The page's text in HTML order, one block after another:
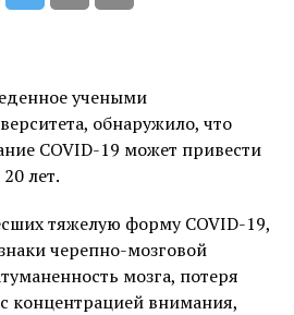
учеными
обнаружило, что
COVID-19 может привести
лет.
тяжелую форму COVID-19,
черепно-мозговой
мозга, потеря
концентрацией внимания,